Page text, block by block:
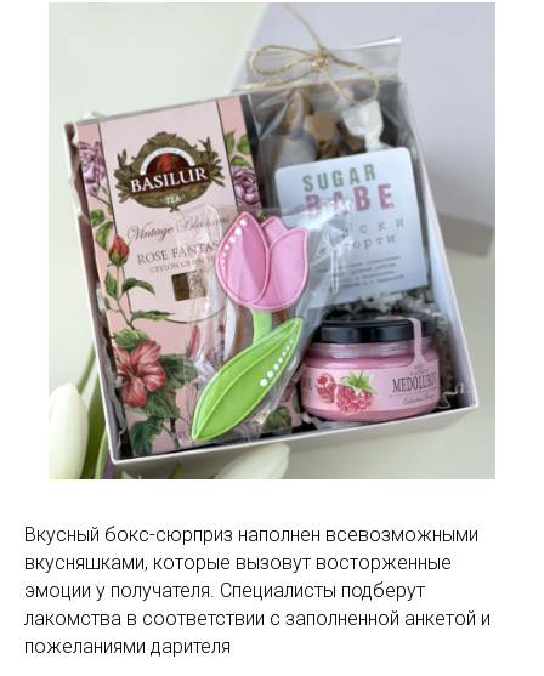
Вкусный бокс-сюрприз наполнен всевозможными
вкусняшками, которые вызовут восторженные
эмоции у получателя. Специалисты подберут
лакомства в соответствии с заполненной анкетой и
пожеланиями дарителя